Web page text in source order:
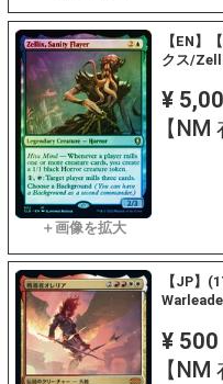
【EN】
クス/
¥
【NM
【JP】
¥ 500
【NM